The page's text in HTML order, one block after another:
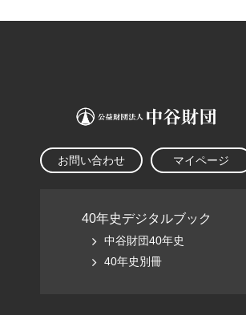
お問い合わせ マイページ
40年史デジタルブック
中谷財団40年史
40年史別冊